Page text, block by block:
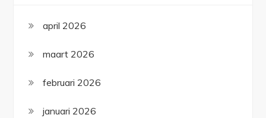
april 2026
maart 2026
februari 2026
januari 2026